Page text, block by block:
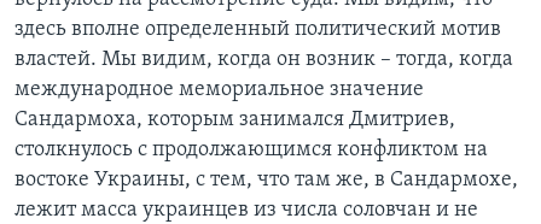
здесь вполне определенный политический мотив
властей. Мы видим, когда он возник – тогда, когда
международное мемориальное значение
Сандармоха, которым занимался Дмитриев,
столкнулось с продолжающимся конфликтом на
востоке Украины, с тем, что там же, в Сандармохе,
лежит масса украинцев из числа соловчан и не